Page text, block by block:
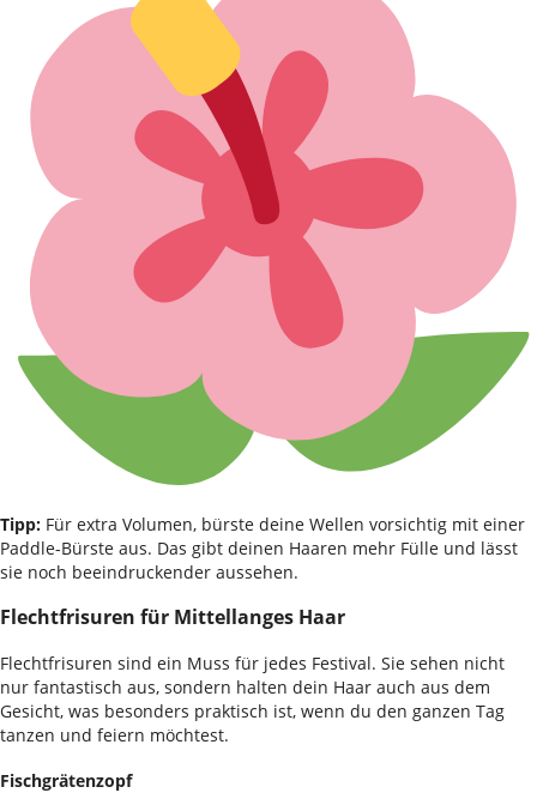
Tipp: Für extra Volumen, bürste deine Wellen vorsichtig mit einer
Paddle-Bürste aus. Das gibt deinen Haaren mehr Fülle und lässt
sie noch beeindruckender aussehen.
Flechtfrisuren für Mittellanges Haar
Flechtfrisuren sind ein Muss für jedes Festival. Sie sehen nicht
nur fantastisch aus, sondern halten dein Haar auch aus dem
Gesicht, was besonders praktisch ist, wenn du den ganzen Tag
tanzen und feiern möchtest.
Fischgrätenzopf